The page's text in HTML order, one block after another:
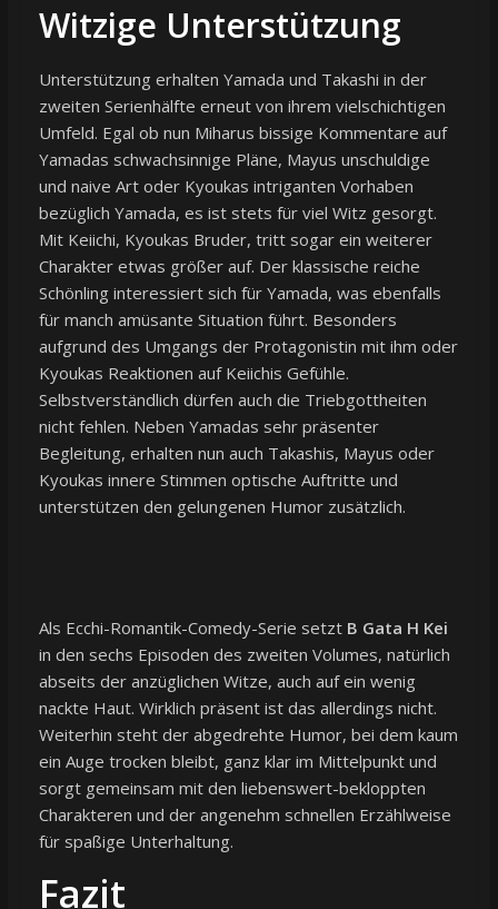
Witzige Unterstützung
Unterstützung erhalten Yamada und Takashi in der
zweiten Serienhälfte erneut von ihrem vielschichtigen
Umfeld. Egal ob nun Miharus bissige Kommentare auf
Yamadas schwachsinnige Pläne, Mayus unschuldige
und naive Art oder Kyoukas intriganten Vorhaben
bezüglich Yamada, es ist stets für viel Witz gesorgt.
Mit Keiichi, Kyoukas Bruder, tritt sogar ein weiterer
Charakter etwas größer auf. Der klassische reiche
Schönling interessiert sich für Yamada, was ebenfalls
für manch amüsante Situation führt. Besonders
aufgrund des Umgangs der Protagonistin mit ihm oder
Kyoukas Reaktionen auf Keiichis Gefühle.
Selbstverständlich dürfen auch die Triebgottheiten
nicht fehlen. Neben Yamadas sehr präsenter
Begleitung, erhalten nun auch Takashis, Mayus oder
Kyoukas innere Stimmen optische Auftritte und
unterstützen den gelungenen Humor zusätzlich.
Als Ecchi-Romantik-Comedy-Serie setzt B Gata H Kei
in den sechs Episoden des zweiten Volumes, natürlich
abseits der anzüglichen Witze, auch auf ein wenig
nackte Haut. Wirklich präsent ist das allerdings nicht.
Weiterhin steht der abgedrehte Humor, bei dem kaum
ein Auge trocken bleibt, ganz klar im Mittelpunkt und
sorgt gemeinsam mit den liebenswert-bekloppten
Charakteren und der angenehm schnellen Erzählweise
für spaßige Unterhaltung.
Fazit